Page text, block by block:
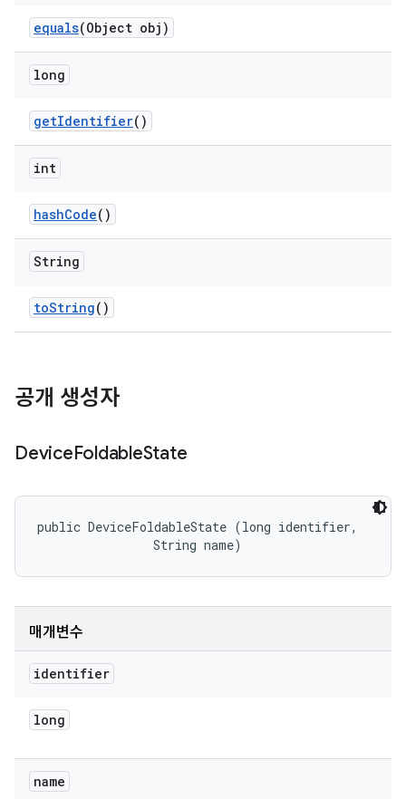
equals(Object obj)
long
getIdentifier()
int
hashCode()
String
toString()
공개 생성자
DeviceFoldableState
public DeviceFoldableState (long identifier,
                String name)
매개변수
identifier
long
name